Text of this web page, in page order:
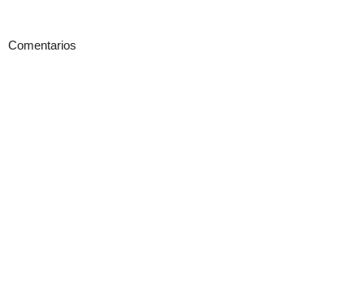
Comentarios